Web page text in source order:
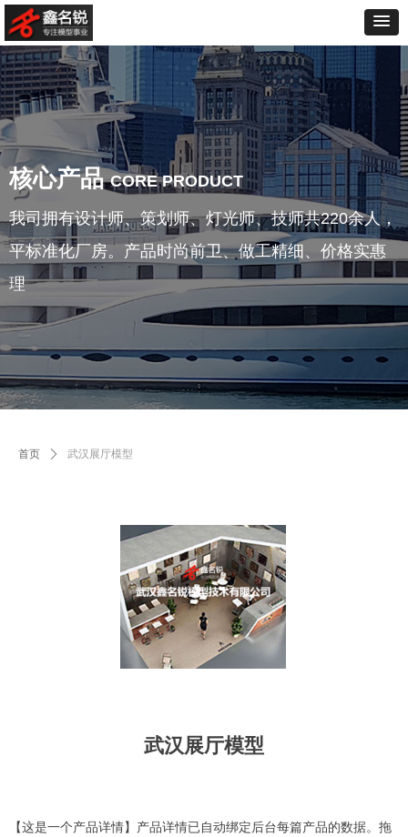
首页 ꄲ 武汉展厅模型
武汉展厅模型
【这是一个产品详情】产品详情已自动绑定后台每篇产品的数据。拖
核心产品 CORE PRODUCT
我司拥有设计师、策划师、灯光师、技师共220余人，
平标准化厂房。产品时尚前卫、做工精细、价格实惠
理